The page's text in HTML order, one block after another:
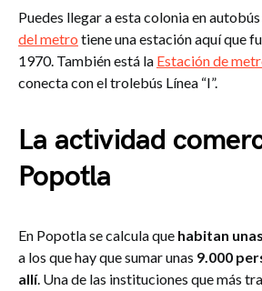
Puedes llegar a esta colonia en
del metro tiene una estación aquí que
1970. También está la Estación de
conecta con el trolebús Línea “I”.
La actividad
Popotla
En Popotla se calcula que habitan
a los que hay que sumar unas 9.000
allí. Una de las instituciones que más